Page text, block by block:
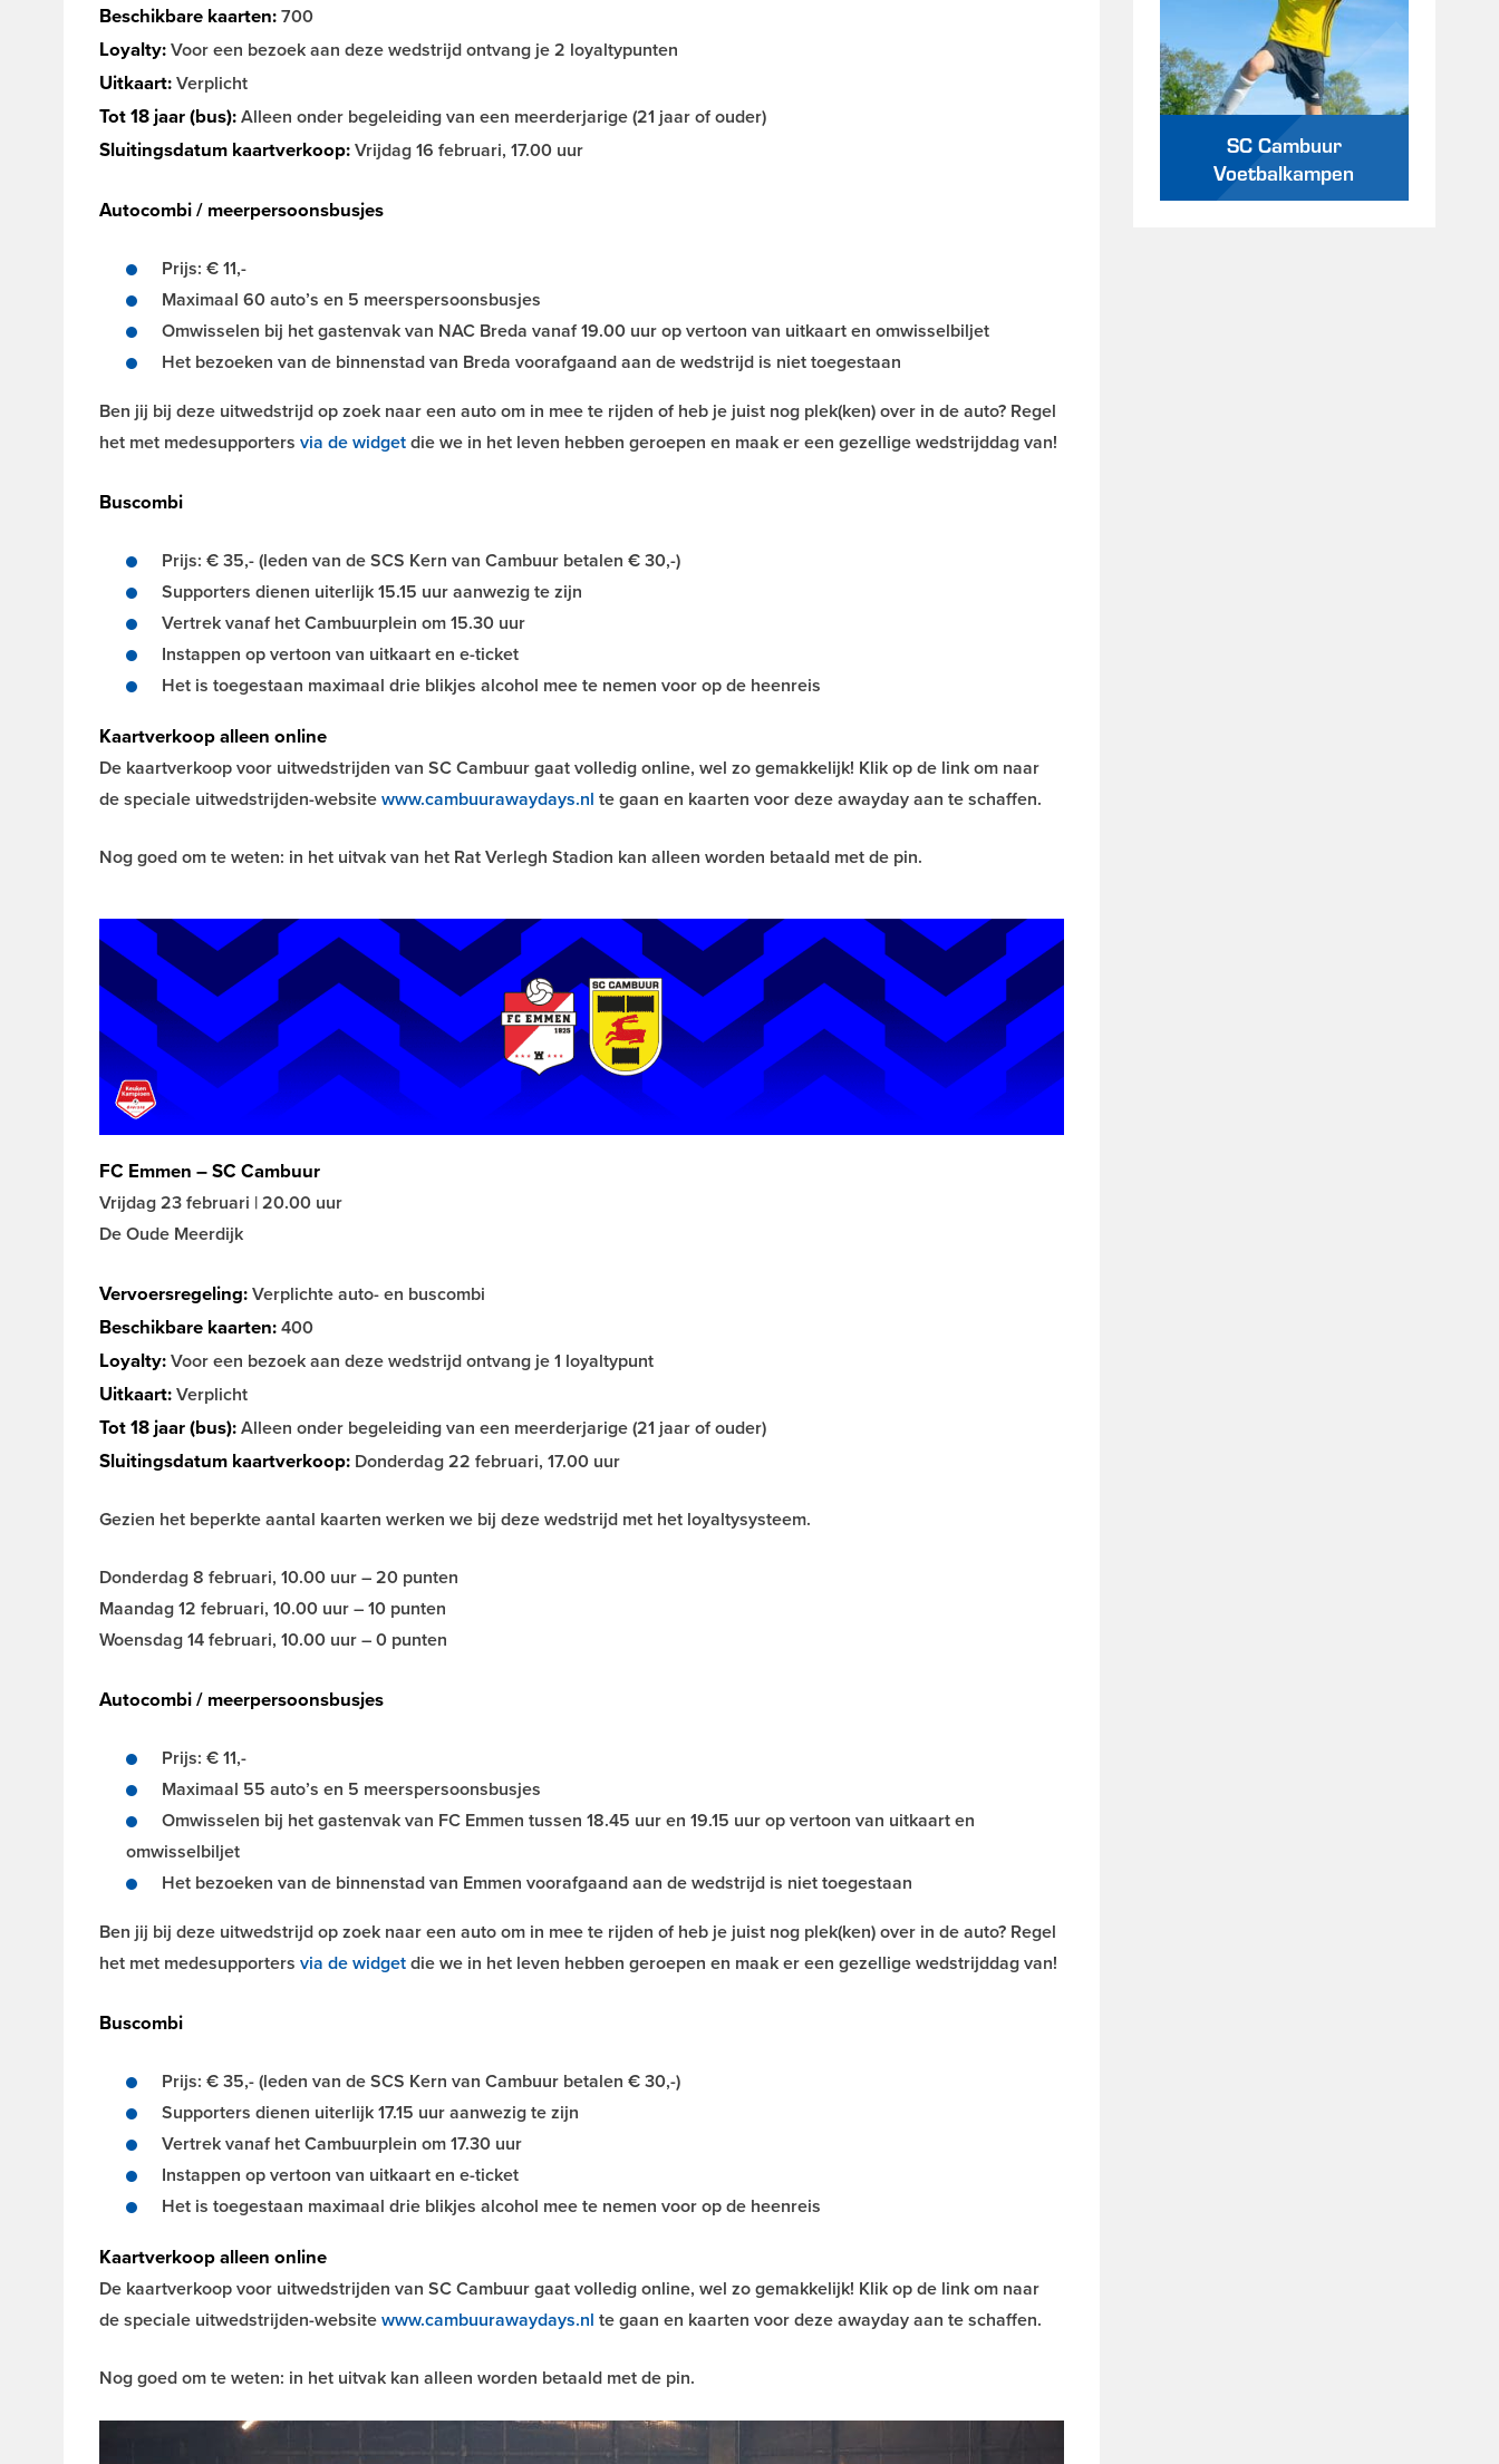
Beschikbare kaarten:700
Loyalty:Voor een bezoek aan deze wedstrijd ontvang je 2 loyaltypunten
Uitkaart:Verplicht
Tot 18 jaar (bus):Alleen onder begeleiding van een meerderjarige (21 jaar of ouder)
Sluitingsdatum kaartverkoop:Vrijdag 16 februari, 17.00 uur
Autocombi / meerpersoonsbusjes
Prijs: € 11,-
Maximaal 60 auto’s en 5 meerspersoonsbusjes
Omwisselen bij het gastenvak van NAC Breda vanaf 19.00 uur op vertoon van uitkaart en omwisselbiljet
Het bezoeken van de binnenstad van Breda voorafgaand aan de wedstrijd is niet toegestaan
Ben jij bij deze uitwedstrijd op zoek naar een auto om in mee te rijden of heb je juist nog plek(ken) over in de auto? Regel
het met medesupporters via de widgetdie we in het leven hebben geroepen en maak er een gezellige wedstrijddag van!
Buscombi
Prijs: € 35,- (leden van de SCS Kern van Cambuur betalen € 30,-)
Supporters dienen uiterlijk 15.15 uur aanwezig te zijn
Vertrek vanaf het Cambuurplein om 15.30 uur
Instappen op vertoon van uitkaart en e-ticket
Het is toegestaan maximaal drie blikjes alcohol mee te nemen voor op de heenreis
Kaartverkoop alleen online
De kaartverkoop voor uitwedstrijden van SC Cambuur gaat volledig online, wel zo gemakkelijk! Klik op de link om naar
de speciale uitwedstrijden-websitewww.cambuurawaydays.nl te gaan en kaarten voor deze awayday aan te schaffen.
Nog goed om te weten: in het uitvak van het Rat Verlegh Stadion kan alleen worden betaald met de pin.
FC Emmen – SC Cambuur
Vrijdag 23 februari | 20.00 uur
De Oude Meerdijk
Vervoersregeling:Verplichte auto- en buscombi
Beschikbare kaarten:400
Loyalty:Voor een bezoek aan deze wedstrijd ontvang je 1 loyaltypunt
Uitkaart:Verplicht
Tot 18 jaar (bus):Alleen onder begeleiding van een meerderjarige (21 jaar of ouder)
Sluitingsdatum kaartverkoop: Donderdag 22 februari, 17.00 uur
Gezien het beperkte aantal kaarten werken we bij deze wedstrijd met het loyaltysysteem.
Donderdag 8 februari, 10.00 uur – 20 punten
Maandag 12 februari, 10.00 uur – 10 punten
Woensdag 14 februari, 10.00 uur – 0 punten
Autocombi / meerpersoonsbusjes
Prijs: € 11,-
Maximaal 55 auto’s en 5 meerspersoonsbusjes
Omwisselen bij het gastenvak van FC Emmen tussen 18.45 uur en 19.15 uur op vertoon van uitkaart en
omwisselbiljet
Het bezoeken van de binnenstad van Emmen voorafgaand aan de wedstrijd is niet toegestaan
Ben jij bij deze uitwedstrijd op zoek naar een auto om in mee te rijden of heb je juist nog plek(ken) over in de auto? Regel
het met medesupporters via de widgetdie we in het leven hebben geroepen en maak er een gezellige wedstrijddag van!
Buscombi
Prijs: € 35,- (leden van de SCS Kern van Cambuur betalen € 30,-)
Supporters dienen uiterlijk 17.15 uur aanwezig te zijn
Vertrek vanaf het Cambuurplein om 17.30 uur
Instappen op vertoon van uitkaart en e-ticket
Het is toegestaan maximaal drie blikjes alcohol mee te nemen voor op de heenreis
Kaartverkoop alleen online
De kaartverkoop voor uitwedstrijden van SC Cambuur gaat volledig online, wel zo gemakkelijk! Klik op de link om naar
de speciale uitwedstrijden-websitewww.cambuurawaydays.nl te gaan en kaarten voor deze awayday aan te schaffen.
Nog goed om te weten: in het uitvak kan alleen worden betaald met de pin.
SC Cambuur
Voetbalkampen